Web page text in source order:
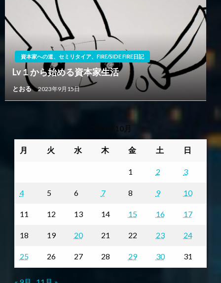
資本家への道、セミリタイア、FIRE/SIDE FIRE日記
Lv１から始める資本家生活
とおる 2023年9月15日
2021年10月
月 火 水 木 金 土 日
1 2 3
4 5 6 7 8 9 10
11 12 13 14 15 16 17
18 19 20 21 22 23 24
25 26 27 28 29 30 31